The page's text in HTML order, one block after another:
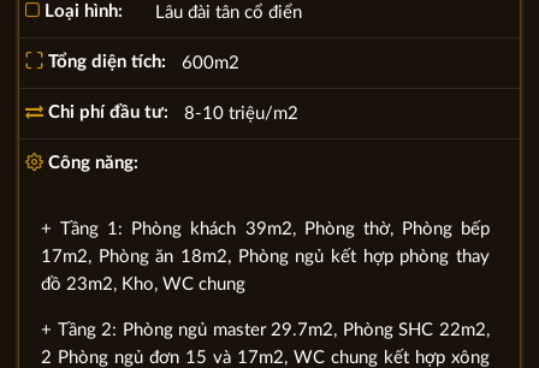
Loại hình: Lâu đài tân cổ điển
Tổng diện tích: 600m2
Chi phí đầu tư: 8-10 triệu/m2
Công năng:
+ Tầng 1: Phòng khách 39m2, Phòng thờ, Phòng bếp
17m2, Phòng ăn 18m2, Phòng ngủ kết hợp phòng thay
đồ 23m2, Kho, WC chung
+ Tầng 2: Phòng ngủ master 29.7m2, Phòng SHC 22m2,
2 Phòng ngủ đơn 15 và 17m2, WC chung kết hợp xông